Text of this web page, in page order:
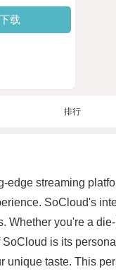
载
排行
streaming
SoCloud's
Whether you're a
is its
unique taste. This